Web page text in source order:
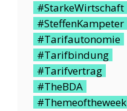
#StarkeWirtschaft
#SteffenKampeter
#Tarifautonomie
#Tarifbindung
#Tarifvertrag
#TheBDA
#Themeoftheweek